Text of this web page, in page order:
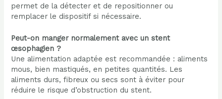
permet de la détecter et de repositionner ou
remplacer le dispositif si nécessaire.
Peut-on manger normalement avec un stent
œsophagien ?
Une alimentation adaptée est recommandée : aliments
mous, bien mastiqués, en petites quantités. Les
aliments durs, fibreux ou secs sont à éviter pour
réduire le risque d’obstruction du stent.